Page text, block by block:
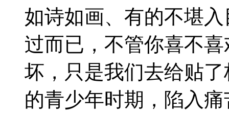
如诗如画、有的不堪
过而已，不管你喜不
坏，只是我们去给贴
的青少年时期，陷入